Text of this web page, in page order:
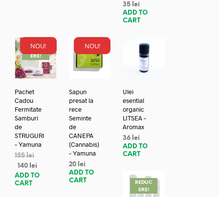
35 lei
ADD TO
CART
NOU!
REDUC
ERE!
Pachet
Cadou
Fermitate
Samburi
de
STRUGURI
– Yamuna
155lei
140 lei
ADD TO
CART
NOU!
Sapun
presat la
rece
Seminte
de
CANEPA
(Cannabis)
– Yamuna
20 lei
ADD TO
CART
Ulei
esential
organic
LITSEA –
Aromax
36 lei
ADD TO
CART
REDUC
ERE!